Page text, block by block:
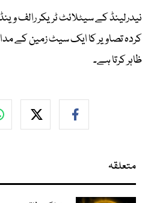
نیدرلینڈ کے سیٹلائٹ ٹریکر رالف
کردہ تصاویر کا ایک سیٹ زمین کے
ظاہر کرتا ہے۔
متعلقہ